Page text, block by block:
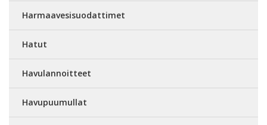
Harmaavesisuodattimet
Hatut
Havulannoitteet
Havupuumullat